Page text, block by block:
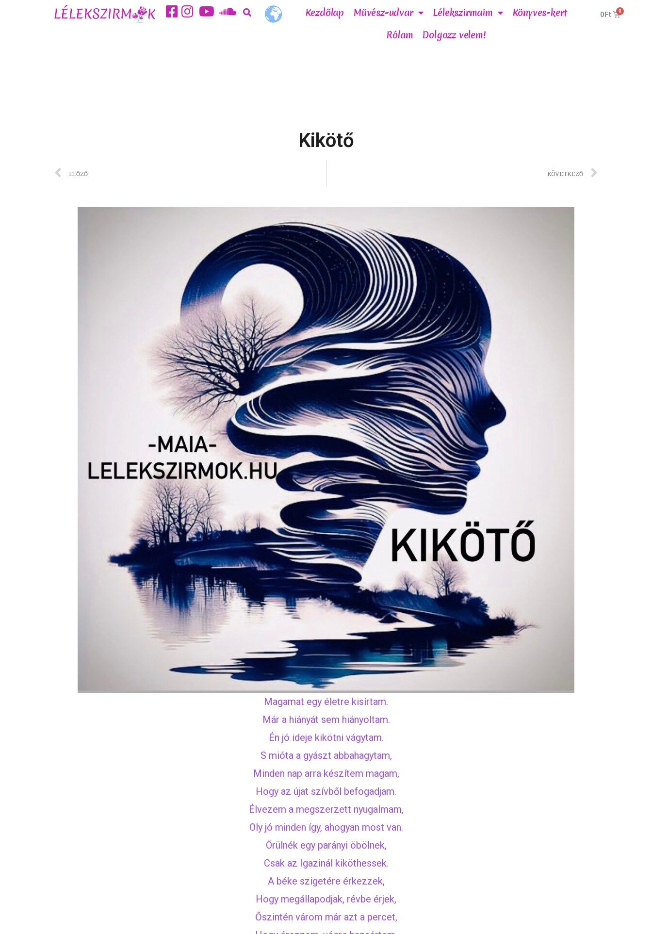
Kezdőlap Művész-udvar Lélekszirmaim
Könyves-kert
Rólam
Dolgozz velem!
0Ft
Kikötő
ELŐZŐ KÖVETKEZŐ
Magamat egy életre kisírtam.
Már a hiányát sem hiányoltam.
Én jó ideje kikötni vágytam.
S mióta a gyászt abbahagytam,
Minden nap arra készítem magam,
Hogy az újat szívből befogadjam.
Élvezem a megszerzett nyugalmam,
Oly jó minden így, ahogyan most van.
Örülnék egy parányi öbölnek,
Csak az Igazinál kiköthessek.
A béke szigetére érkezzek,
Hogy megállapodjak, révbe érjek,
Őszintén várom már azt a percet,